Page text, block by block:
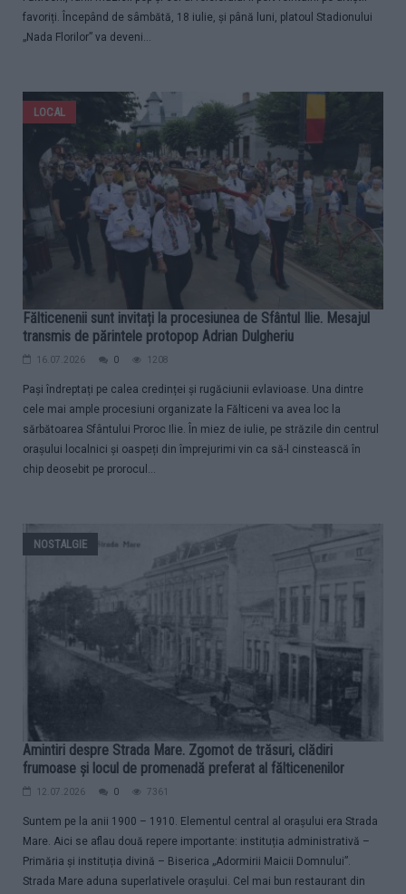
favoriți. Începând de sâmbătă, 18 iulie, și până luni, platoul Stadionului
„Nada Florilor” va deveni...
LOCAL
Fălticenenii sunt invitați la procesiunea de Sfântul Ilie. Mesajul
transmis de părintele protopop Adrian Dulgheriu
16.07.2026 0 1208
Pași îndreptați pe calea credinței și rugăciunii evlavioase. Una dintre
cele mai ample procesiuni organizate la Fălticeni va avea loc la
sărbătoarea Sfântului Proroc Ilie. În miez de iulie, pe străzile din centrul
orașului localnici și oaspeți din împrejurimi vin ca să-l cinstească în
chip deosebit pe prorocul...
NOSTALGIE
Amintiri despre Strada Mare. Zgomot de trăsuri, clădiri
frumoase și locul de promenadă preferat al fălticenenilor
12.07.2026 0 7361
Suntem pe la anii 1900 – 1910. Elementul central al orașului era Strada
Mare. Aici se aflau două repere importante: instituția administrativă –
Primăria și instituția divină – Biserica „Adormirii Maicii Domnului”.
Strada Mare aduna superlativele orașului. Cel mai bun restaurant din